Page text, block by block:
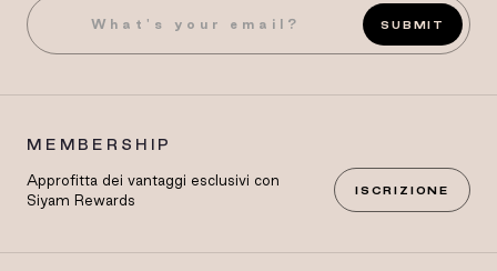
SUBMIT
MEMBERSHIP
Approfitta dei vantaggi esclusivi con
Siyam Rewards
ISCRIZIONE